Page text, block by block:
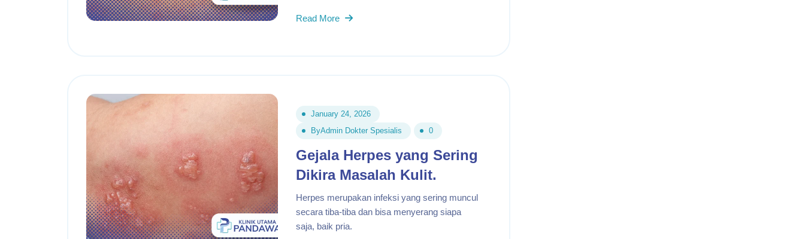
Read More
January 24, 2026
ByAdmin Dokter Spesialis 0
Gejala Herpes yang Sering
Dikira Masalah Kulit.
Herpes merupakan infeksi yang sering muncul
secara tiba-tiba dan bisa menyerang siapa
saja, baik pria.